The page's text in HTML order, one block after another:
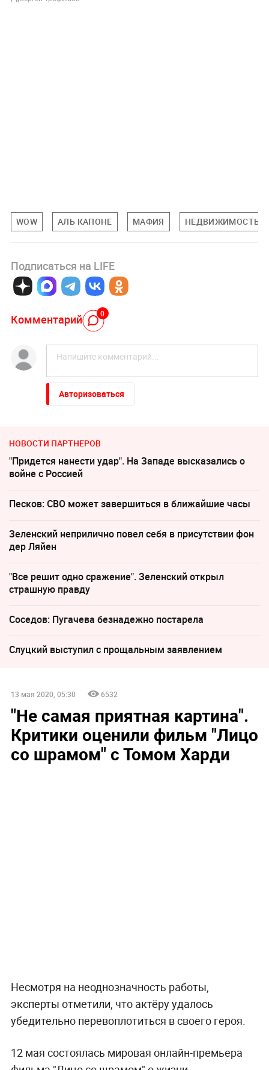
WOW АЛЬ КАПОНЕ МАФИЯ НЕДВИЖИМОСТЬ
Подписаться на LIFE
Комментарий 0
Авторизоваться
НОВОСТИ ПАРТНЕРОВ
"Придется нанести удар". На Западе высказались о
войне с Россией
Песков: СВО может завершиться в ближайшие часы
Зеленский неприлично повел cебя в присутствии фон
дер Ляйен
"Все решит одно сражение". Зеленский открыл
страшную правду
Соседов: Пугачева безнадежно постарела
Слуцкий выступил с прощальным заявлением
13 мая 2020, 05:30 6532
"Не самая приятная картина".
Критики оценили фильм "Лицо
со шрамом" с Томом Харди
Несмотря на неоднозначность работы,
эксперты отметили, что актёру удалось
убедительно перевоплотиться в своего героя.
12 мая состоялась мировая онлайн-премьера